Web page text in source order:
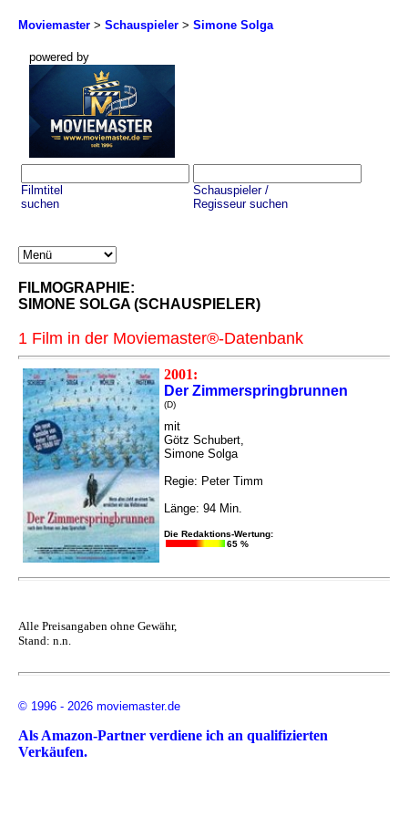
Moviemaster > Schauspieler > Simone Solga
powered by
Filmtitel
suchen
Schauspieler /
Regisseur suchen
FILMOGRAPHIE:
SIMONE SOLGA (SCHAUSPIELER)
1 Film in der Moviemaster®-Datenbank
2001:
Der Zimmerspringbrunnen
(D)
mit
Götz Schubert,
Simone Solga
Regie: Peter Timm
Länge: 94 Min.
Die Redaktions-Wertung:
65 %
Alle Preisangaben ohne Gewähr,
Stand: n.n.
© 1996 - 2026 moviemaster.de
Als Amazon-Partner verdiene ich an qualifizierten
Verkäufen.